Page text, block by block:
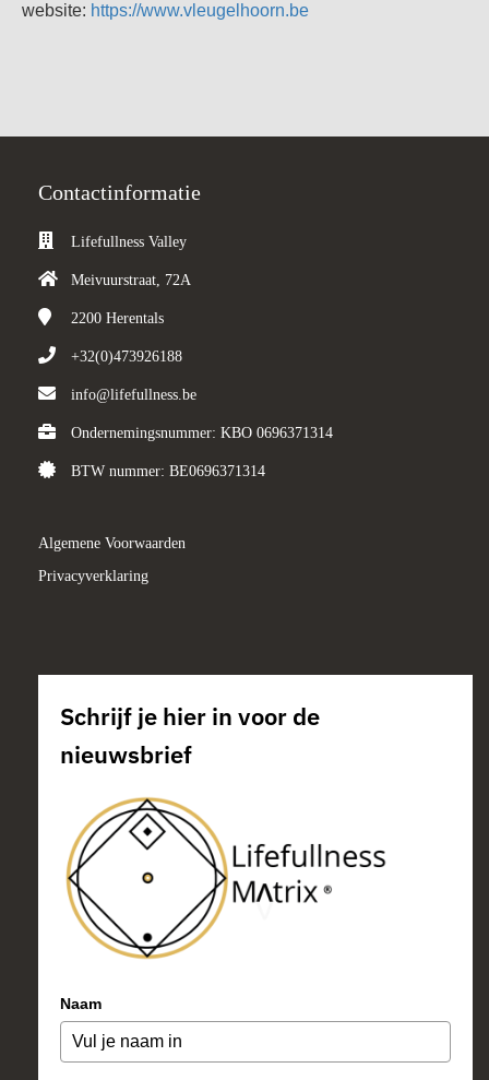
website: https://www.vleugelhoorn.be
Contactinformatie
Lifefullness Valley
Meivuurstraat, 72A
2200 Herentals
+32(0)473926188
info@lifefullness.be
Ondernemingsnummer: KBO 0696371314
BTW nummer: BE0696371314
Algemene Voorwaarden
Privacyverklaring
Schrijf je hier in voor de
nieuwsbrief
Naam